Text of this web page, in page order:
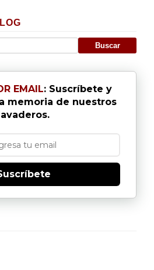
EMAIL: Suscríbete y
memoria de nuestros
lavaderos.